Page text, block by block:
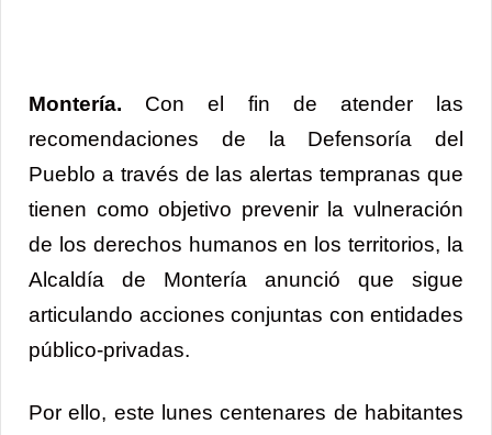
Montería. Con el fin de atender las
recomendaciones de la Defensoría del
Pueblo a través de las alertas tempranas que
tienen como objetivo prevenir la vulneración
de los derechos humanos en los territorios, la
Alcaldía de Montería anunció que sigue
articulando acciones conjuntas con entidades
público-privadas.
Por ello, este lunes centenares de habitantes